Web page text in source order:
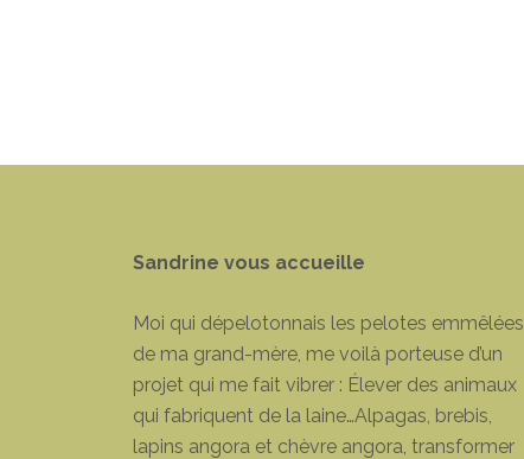
Sandrine vous accueille
Moi qui dépelotonnais les pelotes emmêlées
de ma grand-mère, me voilà porteuse d’un
projet qui me fait vibrer : Élever des animaux
qui fabriquent de la laine…Alpagas, brebis,
lapins angora et chèvre angora, transformer